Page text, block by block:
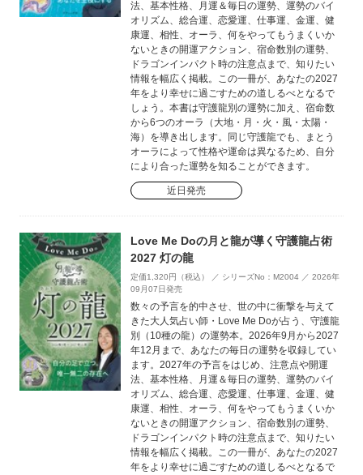
法、基本性格、月運＆毎日の運勢、運勢のバイ
オリズム、総合運、恋愛運、仕事運、金運、健
康運、相性、オーラ、何をやってもうまくいか
ないときの開運アクション、宿命数別の運勢、
ドラゴンインパクト時の注意点まで、知りたい
情報を幅広く掲載。この一冊が、あなたの2027
年をより幸せに過ごすための道しるべとなるで
しょう。本書は守護龍別の運勢に加え、宿命数
から6つのオーラ（大地・月・火・風・太陽・
海）を導き出します。同じ守護龍でも、まとう
オーラによって性格や運命は異なるため、自分
により合った運勢を知ることができます。
近日発売
Love Me Doの月と龍が導く守護龍占術
2027 灯の龍
定価1,320円（税込） ／ シリーズNo：M2004 ／ 2026年
09月07日発売
数々の予言を的中させ、世の中に衝撃を与えて
きた大人気占い師・Love Me Doが占う、守護龍
別（10種の龍）の運勢本。2026年9月から2027
年12月まで、あなたの毎日の運勢を収録してい
ます。2027年の予言をはじめ、注意点や開運
法、基本性格、月運＆毎日の運勢、運勢のバイ
オリズム、総合運、恋愛運、仕事運、金運、健
康運、相性、オーラ、何をやってもうまくいか
ないときの開運アクション、宿命数別の運勢、
ドラゴンインパクト時の注意点まで、知りたい
情報を幅広く掲載。この一冊が、あなたの2027
年をより幸せに過ごすための道しるべとなるで